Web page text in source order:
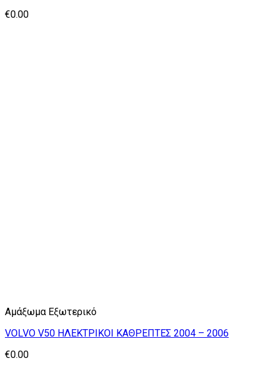
€0.00
Αμάξωμα Εξωτερικό
VOLVO V50 ΗΛΕΚΤΡΙΚΟΙ ΚΑΘΡΕΠΤΕΣ 2004 – 2006
€0.00